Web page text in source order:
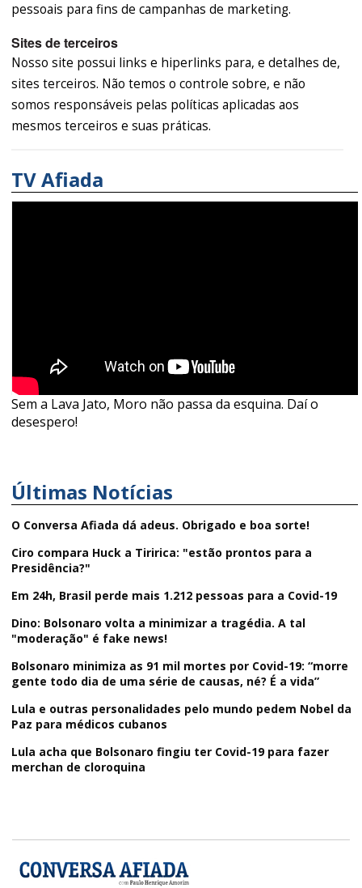
pessoais para fins de campanhas de marketing.
Sites de terceiros
Nosso site possui links e hiperlinks para, e detalhes de,
sites terceiros. Não temos o controle sobre, e não
somos responsáveis pelas políticas aplicadas aos
mesmos terceiros e suas práticas.
TV Afiada
Sem a Lava Jato, Moro não passa da esquina. Daí o
desespero!
Últimas Notícias
O Conversa Afiada dá adeus. Obrigado e boa sorte!
Ciro compara Huck a Tiririca: "estão prontos para a
Presidência?"
Em 24h, Brasil perde mais 1.212 pessoas para a Covid-19
Dino: Bolsonaro volta a minimizar a tragédia. A tal
"moderação" é fake news!
Bolsonaro minimiza as 91 mil mortes por Covid-19: “morre
gente todo dia de uma série de causas, né? É a vida”
Lula e outras personalidades pelo mundo pedem Nobel da
Paz para médicos cubanos
Lula acha que Bolsonaro fingiu ter Covid-19 para fazer
merchan de cloroquina